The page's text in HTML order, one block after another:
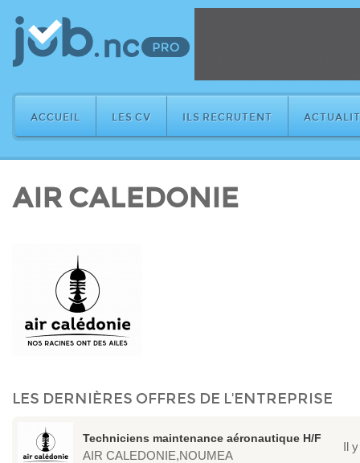
ACCUEIL LES CV ILS RECRUTENT
AIR CALEDONIE
LES DERNIÈRES OFFRES DE L'ENTREPRISE
Techniciens maintenance aéronautique H/F
AIR CALEDONIE,NOUMEA
Il